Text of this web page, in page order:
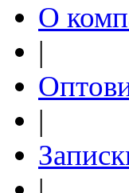
О
|
|